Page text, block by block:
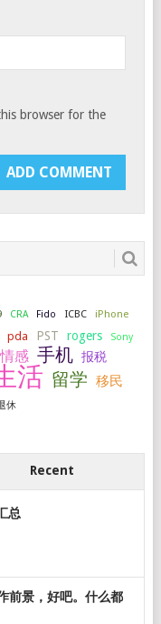
browser for the
CRA Fido ICBC iPhone
pda PST rogers
Sony
情感 手机 报税
活 留学 移民
休
Recent
总
景，好吧。什么都